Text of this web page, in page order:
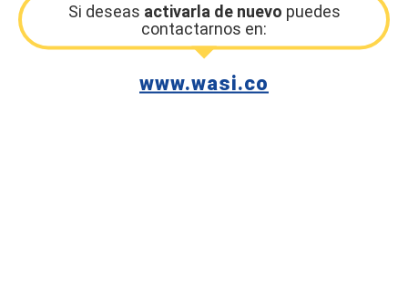
Si deseas activarla de nuevo puedes
contactarnos en:
www.wasi.co